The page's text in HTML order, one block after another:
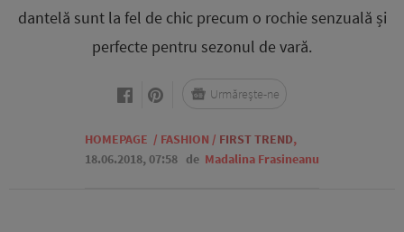
dantelă sunt la fel de chic precum o rochie senzuală și
perfecte pentru sezonul de vară.
HOMEPAGE / FASHION / FIRST TREND,
18.06.2018, 07:58 de Madalina Frasineanu
Urmărește-ne